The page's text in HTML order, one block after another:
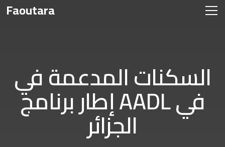
Faoutara
السكنات المدعمة في
إطار برنامج AADL في
الجزائر